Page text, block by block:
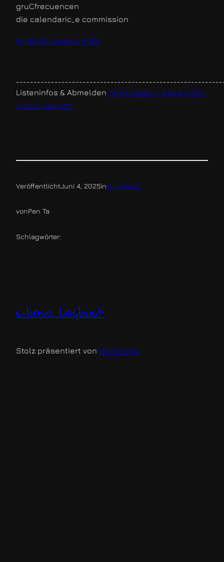
gruCfrecuencen
die calendaric_e commission
https://c-base.org/30/
Listeninfos & Abmelden https://www.c-base.org/c-
lists/c-rew.php
VeröffentlichtJuni 4, 2025inbordleben
vonPen Ta
Schlagwörter:
c-base logbuch
Stolz präsentiert von WordPress